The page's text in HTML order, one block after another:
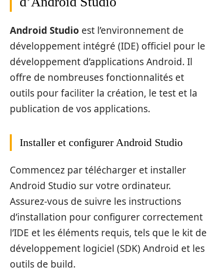
Android Studio est l’environnement de
développement intégré (IDE) officiel pour le
développement d’applications Android. Il
offre de nombreuses fonctionnalités et
outils pour faciliter la création, le test et la
publication de vos applications.
Installer et configurer Android Studio
Commencez par télécharger et installer
Android Studio sur votre ordinateur.
Assurez-vous de suivre les instructions
d’installation pour configurer correctement
l’IDE et les éléments requis, tels que le kit de
développement logiciel (SDK) Android et les
outils de build.